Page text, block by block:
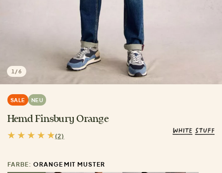
1 /6
SALE NEU
Hemd Finsbury Orange
(2)
FARBE: ORANGE MIT MUSTER